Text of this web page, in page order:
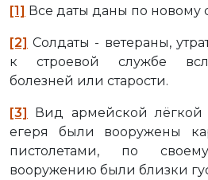
[1] Все даты даны по новому
[2] Солдаты - ветераны,
к строевой службе
болезней или старости.
[3]
Вид армейской лёгкой
егеря были вооружены
пистолетами, по
вооружению были близки